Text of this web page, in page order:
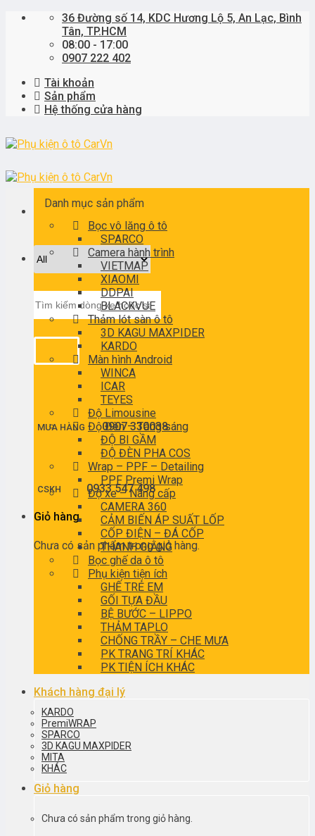
Skip
36 Đường số 14, KDC Hương Lộ 5, An Lạc, Bình
Tân, TP.HCM
08:00 - 17:00
0907 222 402
Tài khoản
Sản phẩm
Hệ thống cửa hàng
kiếm:
MUA HÀNG0907 330038
CSKH 0933 547 498
Giỏ hàng
Chưa có sản phẩm trong giỏ hàng.
Danh mục sản phẩm
Bọc vô lăng ô tô
SPARCO
Camera hành trình
VIETMAP
XIAOMI
DDPAI
BLACKVUE
Thảm lót sàn ô tô
3D KAGU MAXPIDER
KARDO
Màn hình Android
WINCA
ICAR
TEYES
Độ Limousine
Độ Đèn – Tăng sáng
ĐỘ BI GẦM
ĐỘ ĐÈN PHA COS
Wrap – PPF – Detailing
PPF Premi Wrap
Độ xe – Nâng cấp
CAMERA 360
CẢM BIẾN ÁP SUẤT LỐP
CỐP ĐIỆN – ĐÁ CỐP
THANH GIẰNG
Bọc ghế da ô tô
Phụ kiện tiện ích
GHẾ TRẺ EM
GỐI TỰA ĐẦU
BỆ BƯỚC – LIPPO
THẢM TAPLO
CHỐNG TRẦY – CHE MƯA
PK TRANG TRÍ KHÁC
PK TIỆN ÍCH KHÁC
Khách hàng đại lý
KARDO
PremiWRAP
SPARCO
3D KAGU MAXPIDER
MITA
KHÁC
Giỏ hàng
Chưa có sản phẩm trong giỏ hàng.